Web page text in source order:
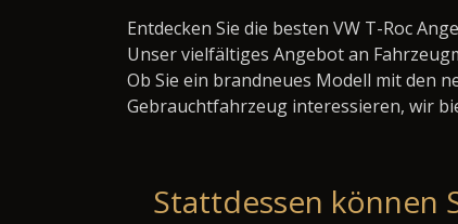
Entdecken Sie die besten VW T-Roc
Unser vielfältiges Angebot an
Ob Sie ein brandneues Modell mit den
Gebrauchtfahrzeug interessieren, wir
Stattdessen können